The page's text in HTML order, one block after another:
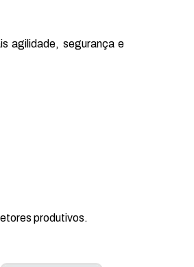
agilidade, segurança e
produtivos.